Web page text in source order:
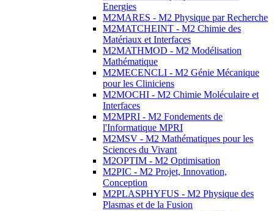
Energies
M2MARES - M2 Physique par Recherche
M2MATCHEINT - M2 Chimie des
Matériaux et Interfaces
M2MATHMOD - M2 Modélisation
Mathématique
M2MECENCLI - M2 Génie Mécanique
pour les Cliniciens
M2MOCHI - M2 Chimie Moléculaire et
Interfaces
M2MPRI - M2 Fondements de
l'Informatique MPRI
M2MSV - M2 Mathématiques pour les
Sciences du Vivant
M2OPTIM - M2 Optimisation
M2PIC - M2 Projet, Innovation,
Conception
M2PLASPHYFUS - M2 Physique des
Plasmas et de la Fusion